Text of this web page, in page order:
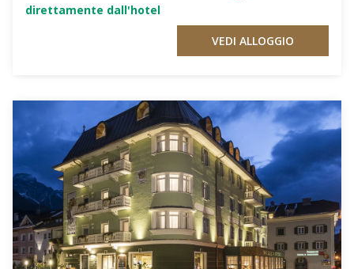
direttamente dall'hotel
VEDI ALLOGGIO